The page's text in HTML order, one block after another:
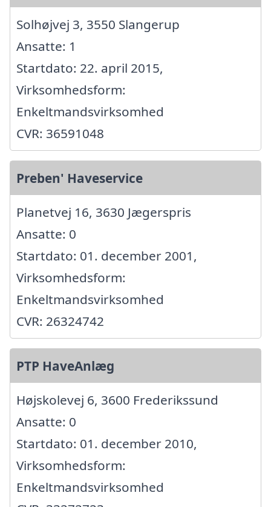
Solhøjvej 3, 3550 Slangerup
Ansatte: 1
Startdato: 22. april 2015,
Virksomhedsform:
Enkeltmandsvirksomhed
CVR: 36591048
Preben' Haveservice
Planetvej 16, 3630 Jægerspris
Ansatte: 0
Startdato: 01. december 2001,
Virksomhedsform:
Enkeltmandsvirksomhed
CVR: 26324742
PTP HaveAnlæg
Højskolevej 6, 3600 Frederikssund
Ansatte: 0
Startdato: 01. december 2010,
Virksomhedsform:
Enkeltmandsvirksomhed